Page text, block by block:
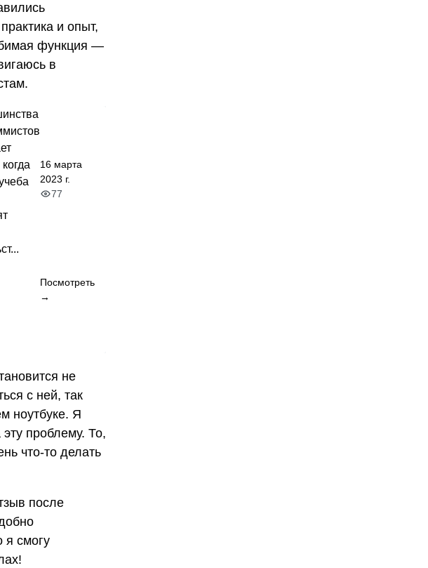
и опыт,
функция —
в
16 марта
2023 г.
77
Посмотреть
→
не
с ней, так
ноутбуке. Я
проблему. То,
что-то делать
после
я смогу